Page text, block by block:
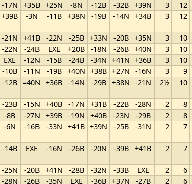
-17N +35B +25N -8N -12B -32B +39N 3 12
+39B -3N -11B +38N -19B -14N +34B 3 12
-21N +41B -22N -25B +33N -20B +35N 3 10
-22N -24B EXE +20B -18N -26B +40N 3 10
EXE -12N -15B -24B -34N +41N +36B 3 10
-10B -11N -19B +40N +38B +27N -16N 3 9
-12B =40N +36B -14N -29B +38N -21N 2½ 10
-23B -15N +40B -17N +31B -22B -28N 2 8
-8B -27N +39B -19N +40B -23N -29B 2 8
-6N -16B -33N +41B +39N -25B -31N 2 7
-14B EXE -16N -26B -20N -39B +41B 2 7
-25N -20B +41N -28B -32N -33B EXE 2 6
-28N -26B -35N EXE -36B +37N -27B 2 6